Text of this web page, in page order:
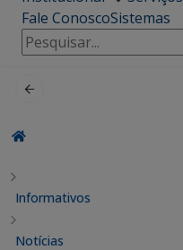
Fale ConoscoSistemas
Pesquisar
por:
Informativos
Notícias